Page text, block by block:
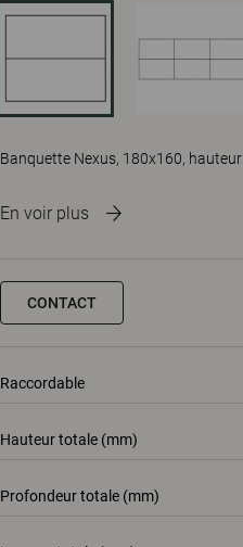
Banquette Nexus, 180x160,
En voir plus
CONTACT
Raccordable
Hauteur totale (mm)
Profondeur totale (mm)